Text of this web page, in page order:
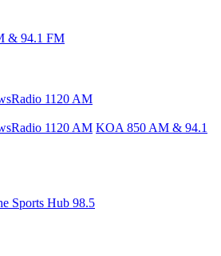
& 94.1 FM
1120 AM
1120 AM KOA 850 AM & 94.1
Sports Hub 98.5